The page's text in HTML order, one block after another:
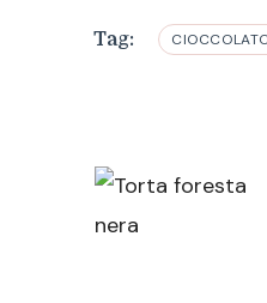
Tag:
articoli